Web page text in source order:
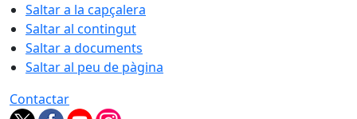
Saltar a la capçalera
Saltar al contingut
Saltar a documents
Saltar al peu de pàgina
Contactar